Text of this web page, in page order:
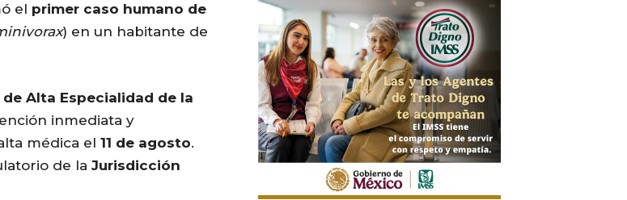
el primer caso humano de
) en un habitante de
Alta Especialidad de la
inmediata y
médica el 11 de agosto.
de la Jurisdicción